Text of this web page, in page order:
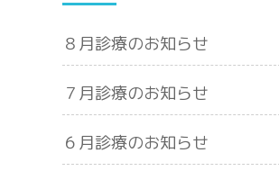
８月診療のお知らせ
７月診療のお知らせ
６月診療のお知らせ